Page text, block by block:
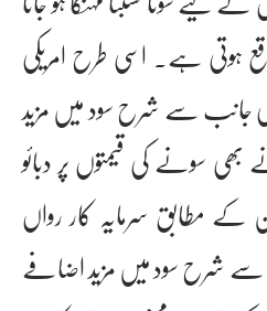
ہوتی ہے۔ اسی طرح امریکی
جانب سے شرح سود میں مزید
سونے کی قیمتوں پر دبائو
کے مطابق سرمایہ کار رواں
شرح سود میں مزید اضافے